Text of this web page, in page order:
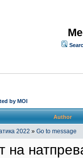
by MOI
Author
2022 » Go to message
на